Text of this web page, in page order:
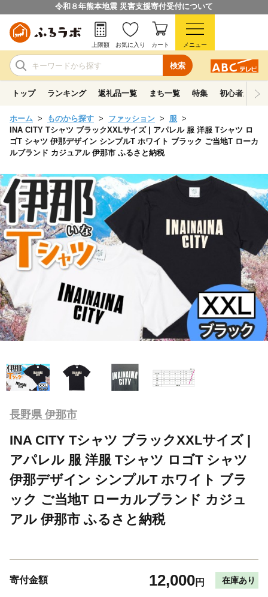
令和８年熊本地震 災害支援寄付受付について
検索
上限額 お気に入り カート メニュー
トップ ランキング 返礼品一覧 まち一覧 特集 初心者ガイド
ホーム ものから探す ファッション
服
INA CITY Tシャツ ブラックXXLサイズ | アパレル 服 洋服 Tシャツ ロ
ゴT シャツ 伊那デザイン シンプルT ホワイト ブラック ご当地T ローカ
ルブランド カジュアル 伊那市 ふるさと納税
長野県 伊那市
INA CITY Tシャツ ブラックXXLサイズ |
アパレル 服 洋服 Tシャツ ロゴT シャツ
伊那デザイン シンプルT ホワイト ブラ
ック ご当地T ローカルブランド カジュ
アル 伊那市 ふるさと納税
寄付金額 12,000円 在庫あり